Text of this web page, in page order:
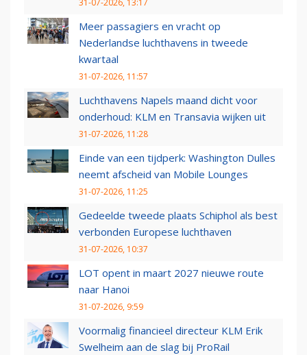
31-07-2026, 13:17
Meer passagiers en vracht op
Nederlandse luchthavens in tweede
kwartaal
31-07-2026, 11:57
Luchthavens Napels maand dicht voor
onderhoud: KLM en Transavia wijken uit
31-07-2026, 11:28
Einde van een tijdperk: Washington Dulles
neemt afscheid van Mobile Lounges
31-07-2026, 11:25
Gedeelde tweede plaats Schiphol als best
verbonden Europese luchthaven
31-07-2026, 10:37
LOT opent in maart 2027 nieuwe route
naar Hanoi
31-07-2026, 9:59
Voormalig financieel directeur KLM Erik
Swelheim aan de slag bij ProRail